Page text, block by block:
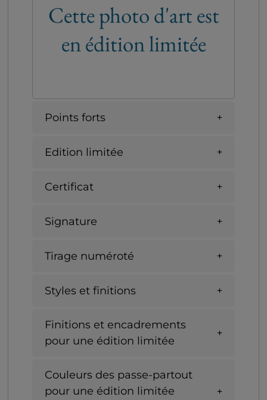
Cette photo d'art est
en édition limitée
Points forts
Edition limitée
Certificat
Signature
Tirage numéroté
Styles et finitions
Finitions et encadrements
pour une édition limitée
Couleurs des passe-partout
pour une édition limitée